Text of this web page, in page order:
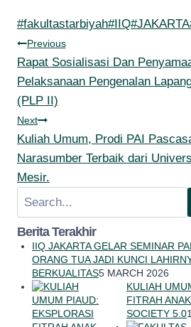
Post
Tags:
#fakultastarbiyah#IIQ#JAKARTA
Post
navigation
Previous
Rapat Sosialisasi Dan
Pelaksanaan Pengenalan
(PLP II)
Next
Kuliah Umum, Prodi PAI
Narasumber Terbaik dari
Mesir.
Search
Berita Terakhir
IIQ JAKARTA GELAR SEMINAR
ORANG TUA JADI KUNCI
BERKUALITAS5 MARCH 2026
KULIAH
FITRAH
SOCIETY 5.0